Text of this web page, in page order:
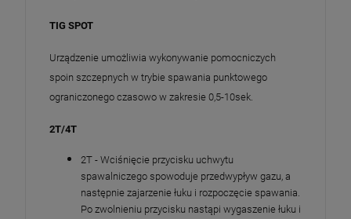
TIG SPOT
Urządzenie umożliwia wykonywanie pomocniczych
spoin szczepnych w trybie spawania punktowego
ograniczonego czasowo w zakresie 0,5-10sek.
2T/4T
2T - Wciśnięcie przycisku uchwytu
spawalniczego spowoduje przedwypływ gazu, a
następnie zajarzenie łuku i rozpoczęcie spawania.
Po zwolnieniu przycisku nastąpi wygaszenie łuku i